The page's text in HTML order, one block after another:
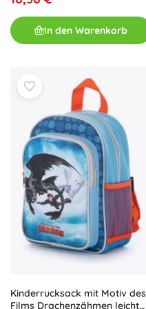
In den Warenkorb
Kinderrucksack mit Motiv des
Films Drachenzähmen leicht